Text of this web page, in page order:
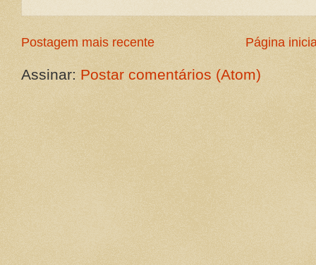
Postagem mais recente Página
Assinar: Postar comentários (Atom)